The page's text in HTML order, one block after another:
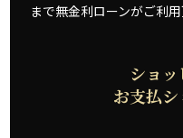
まで無金利ローンがご利用
ショ
お支払